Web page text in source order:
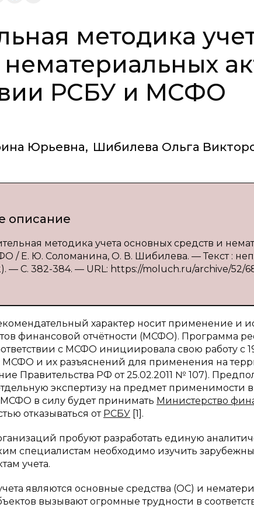
методика
РСБУ и МСФО
Юрьевна, Шибилева Ольга
описание
методика учета основных средств и
/ Е. Ю. Соломанина, О. В. Шибилева. — Текст :
— С. 382-384. — URL: https://moluch.ru/archive/52/
характер носит применение и
финансовой отчётности (МСФО). Программа
с МСФО инициировала свою работу с
и их разъяснений для применения на
Правительства РФ от 25.02.2011 № 107).
экспертизу на предмет применимости
в силу будет принимать Министерство
отказываться от РСБУ [1].
пробуют разработать единую
специалистам необходимо изучить
учета.
являются основные средства (ОС) и
вызывают огромные трудности в